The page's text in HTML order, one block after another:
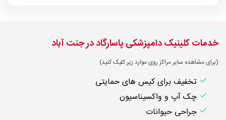
خدمات کلینیک دامپزشکی پاسارگاد در جنت آباد
(برای مشاهده سایر مراکز روی موارد زیر کلیک کنید)
تخفیف برای کیس های حمایتی
چک آپ و واکسیناسیون
جراحی حیوانات